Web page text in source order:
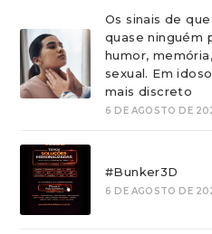
Os sinais de
quase ninguém
humor,
sexual. Em
mais discreto
6 DE AGOSTO DE
#Bunker3D
6 DE AGOSTO DE